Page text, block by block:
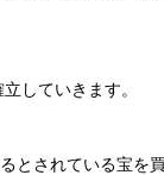
していきます。
とされている宝を